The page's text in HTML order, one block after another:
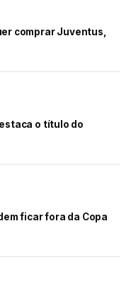
comprar Juventus,
o título do
ficar fora da Copa